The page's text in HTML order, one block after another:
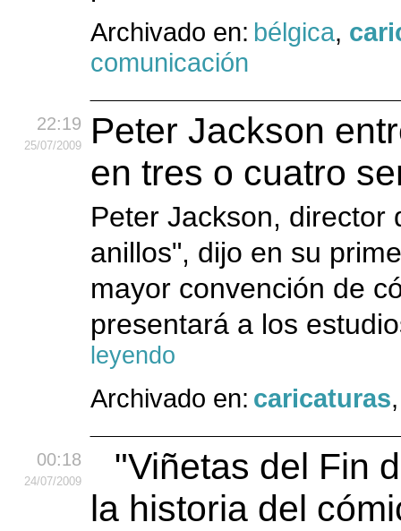
Archivado en: bélgica,
comunicación
22:19
25/07/2009
Peter Jackson
en tres o cuatro
Peter Jackson, director
anillos", dijo en su
mayor convención de
presentará a los
leyendo
Archivado en: caricaturas
00:18
24/07/2009
"Viñetas del Fin
la historia del